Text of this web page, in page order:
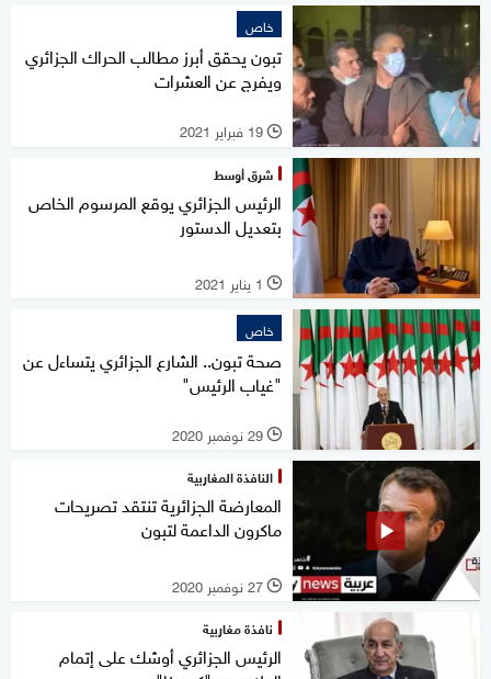
خاص
تبون يحقق أبرز مطالب الحراك الجزائري
ويفرج عن العشرات
l 19 فبراير 2021
شرق أوسط
الرئيس الجزائري يوقع المرسوم الخاص
بتعديل الدستور
l 1 يناير 2021
خاص
صحة تبون.. الشارع الجزائري يتساءل عن
"غياب الرئيس"
l 29 نوفمبر 2020
النافذة المغاربية
المعارضة الجزائرية تنتقد تصريحات
ماكرون الداعمة لتبون
l 27 نوفمبر 2020
نافذة مغاربية
الرئيس الجزائري أوشك على إتمام